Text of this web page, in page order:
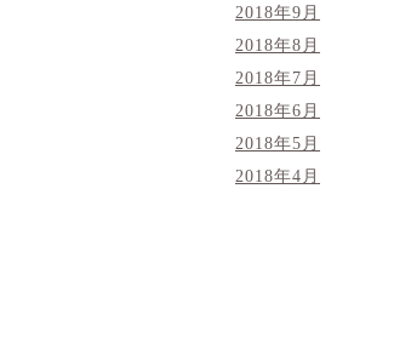
2018年9月
2018年8月
2018年7月
2018年6月
2018年5月
2018年4月